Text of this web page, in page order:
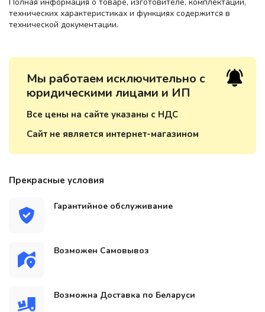
технических характеристиках и функциях содержится в
технической документации.
Мы работаем исключительно с
юридическими лицами и ИП
Все цены на сайте указаны с НДС
Сайт не является интернет-магазином
Прекрасные условия
Гарантийное обслуживание
Возможен Самовывоз
Возможна Доставка по Беларуси